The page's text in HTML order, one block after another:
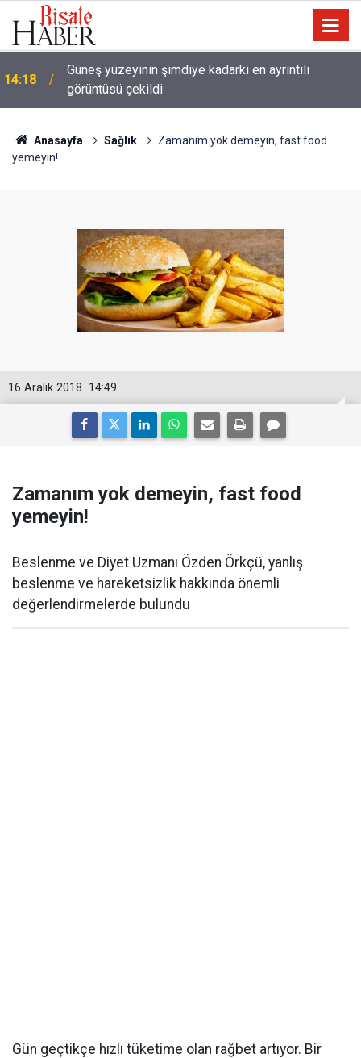
13:25 Tartışma: Yapay zeka, kitaptan soğutuyor mu?
Anasayfa Sağlık
Zamanım yok demeyin, fast food
yemeyin!
14:49
16 Aralık 2018
Zamanım yok demeyin, fast food
yemeyin!
Beslenme ve Diyet Uzmanı Özden Örkçü, yanlış
beslenme ve hareketsizlik hakkında önemli
değerlendirmelerde bulundu
Gün geçtikçe hızlı tüketime olan rağbet artıyor. Bir